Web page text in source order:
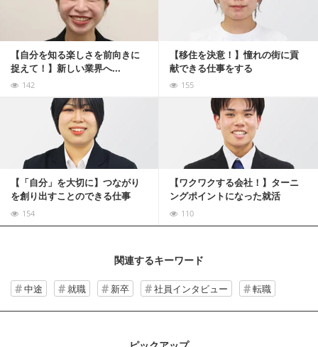
【自分を知る楽しさを前向きに
捉えて！】新しい業界へ...
142
【移住を決意！】憧れの街に貢
献できる仕事をする
155
【「自分」を大切に】つながり
を創り出すことのできる仕事
154
【ワクワクする会社！】ターニ
ングポイントになった就活
110
関連するキーワード
中途 就職 新卒 社員インタビュー 転職